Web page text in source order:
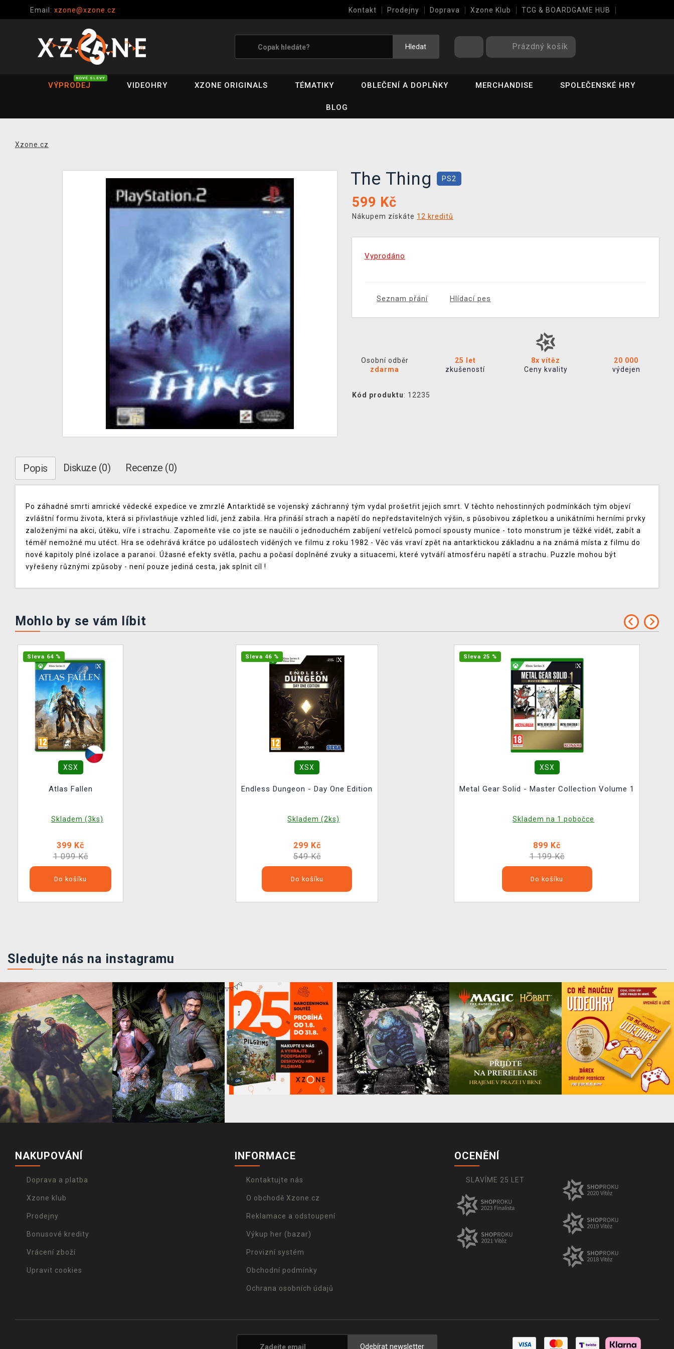
Email: xzone@xzone.cz Kontakt Prodejny Doprava Xzone Klub TCG & BOARDGAME HUB
Hledat Prázdný košík
VÝPRODEJ
NOVÉ SLEVY
VIDEOHRY XZONE ORIGINALS TÉMATIKY OBLEČENÍ A DOPLŇKY MERCHANDISE SPOLEČENSKÉ HRY
BLOG
Xzone.cz
The Thing PS2
599 Kč
Nákupem získáte 12 kreditů
Vyprodáno
Seznam přání Hlídací pes
Osobní odběr
zdarma
25 let
zkušeností
8x vítěz
Ceny kvality
20 000
výdejen
Kód produktu: 12235
Popis Diskuze (0) Recenze (0)
Po záhadné smrti amrické vědecké expedice ve zmrzlé Antarktidě se vojenský záchranný tým vydal prošetřit jejich smrt. V těchto nehostinných podmínkách tým objeví
zvláštní formu života, která si přivlastňuje vzhled lidí, jenž zabila. Hra přináší strach a napětí do nepředstavitelných výšin, s působivou zápletkou a unikátními herními prvky
založenými na akci, útěku, víře i strachu. Zapomeňte vše co jste se naučili o jednoduchém zabíjení vetřelců pomocí spousty munice - toto monstrum je těžké vidět, zabít a
téměř nemožné mu utéct. Hra se odehrává krátce po událostech viděných ve filmu z roku 1982 - Věc vás vraví zpět na antarktickou základnu a na známá místa z filmu do
nové kapitoly plné izolace a paranoi. Úžasné efekty světla, pachu a počasí doplněné zvuky a situacemi, které vytváří atmosféru napětí a strachu. Puzzle mohou být
vyřešeny různými způsoby - není pouze jediná cesta, jak splnit cíl !
Mohlo by se vám líbit
Sleva 64 %
XSX
Atlas Fallen
Skladem (3ks)
399 Kč
1 099 Kč
Do košíku
Sleva 46 %
XSX
Endless Dungeon - Day One Edition
Skladem (2ks)
299 Kč
549 Kč
Do košíku
Sleva 25 %
XSX
Metal Gear Solid - Master Collection Volume 1
Skladem na 1 pobočce
899 Kč
1 199 Kč
Do košíku
Sledujte nás na instagramu
NAKUPOVÁNÍ
Doprava a platba
Xzone klub
Prodejny
Bonusové kredity
Vrácení zboží
Upravit cookies
INFORMACE
Kontaktujte nás
O obchodě Xzone.cz
Reklamace a odstoupení
Výkup her (bazar)
Provizní systém
Obchodní podmínky
Ochrana osobních údajů
OCENĚNÍ
SLAVÍME 25 LET
Odebírat newsletter